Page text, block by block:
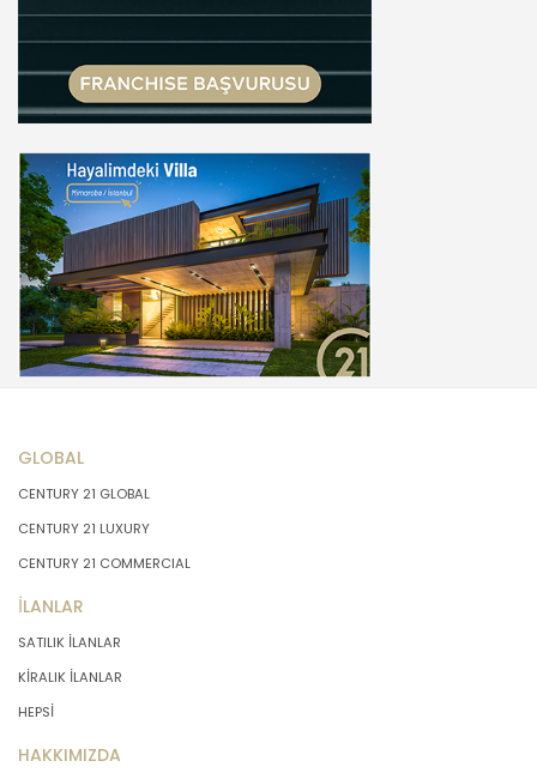
GLOBAL
CENTURY 21 GLOBAL
CENTURY 21 LUXURY
CENTURY 21 COMMERCIAL
İLANLAR
SATILIK İLANLAR
KİRALIK İLANLAR
HEPSİ
HAKKIMIZDA